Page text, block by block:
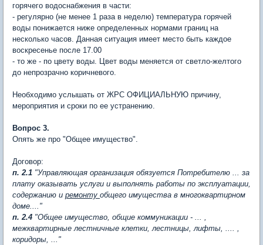
горячего водоснабжения в части:
- регулярно (не менее 1 раза в неделю) температура горячей
воды понижается ниже определенных нормами границ на
несколько часов. Данная ситуация имеет место быть каждое
воскресенье после 17.00
- то же - по цвету воды. Цвет воды меняется от светло-желтого
до непрозрачно коричневого.
Необходимо услышать от ЖРС ОФИЦИАЛЬНУЮ причину,
мероприятия и сроки по ее устранению.
Вопрос 3.
Опять же про "Общее имущество".
Договор:
п. 2.1 "Управляющая организация обязуется Потребителю ... за
плату оказывать услуги и выполнять работы по эксплуатации,
содержанию и ремонту общего имущества в многоквартирном
доме...."
п. 2.4 "Общее имущество, общие коммуникации - ... ,
межквартирные лестничные клетки, лестницы, лифты, .... ,
коридоры, ..."